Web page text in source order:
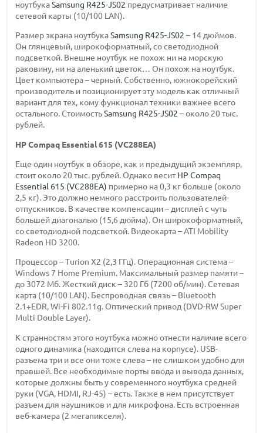
ноутбукаSamsung R425-JS02 предусматривает наличие
сетевой карты (10/100 LAN).
Размер экрана ноутбукаSamsung R425-JS02 – 14 дюймов.
Он глянцевый, широкоформатный, со светодиодной
подсветкой. Внешне ноутбук не похож ни на морскую
раковину, ни на аленький цветок… Он похож на ноутбук.
Цвет компьютера – черный. Собственно, южнокорейский
производитель и позиционирует эту модель как отличный
вариант для тех, кому функционал техники важнее всего
остального. СтоимостьSamsung R425-JS02 – около 20 тыс.
рублей.
HP Compaq Essential 615 (VC288EA)
Еще один ноутбук в обзоре, как и предыдущий экземпляр,
стоит около 20 тыс. рублей. Однако веситHP Compaq
Essential 615 (VC288EA) примерно на 0,3 кг больше (около
2,5 кг). Это должно немного расстроить пользователей-
отпускников. В качестве компенсации – дисплей с чуть
большей диагональю (15,6 дюйма). Он широкоформатный,
со светодиодной подсветкой. Видеокарта – ATI Mobility
Radeon HD 3200.
Процессор – Turion X2 (2,3 ГГц). Операционная система –
Windows 7 Home Premium. Максимальный размер памяти –
до 3072 Мб. Жесткий диск – 320 Гб (7200 об/мин). Сетевая
карта (10/100 LAN). Беспроводная связь – Bluetooth
2.1+EDR, Wi-Fi 802.11g. Оптический привод (DVD-RW Super
Multi Double Layer).
К странностям этого ноутбука можно отнести наличие всего
одного динамика (находится слева на корпусе). USB-
разъема три и все они тоже слева – не слишком удобно для
правшей. Все необходимые порты ввода и вывода данных,
которые должны быть у современного ноутбука средней
руки (VGA, HDMI, RJ-45) – есть. Также в нем присутствует
разъем для наушников и для микрофона. Есть встроенная
веб-камера (2 мегапикселя).